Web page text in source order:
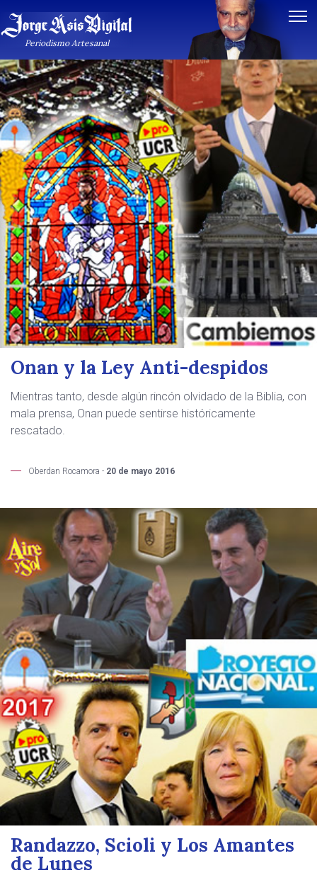
Periodismo Artesanal
Onan y la Ley Anti-despidos
Mientras tanto, desde algún rincón olvidado de la Biblia, con
mala prensa, Onan puede sentirse históricamente
rescatado.
Oberdan Rocamora - 20 de mayo 2016
Randazzo, Scioli y Los Amantes
de Lunes